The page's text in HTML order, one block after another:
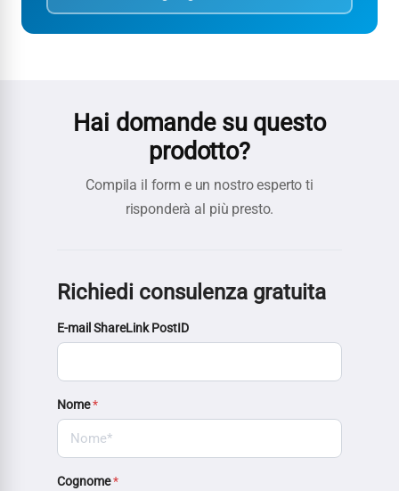
Hai domande su questo
prodotto?
Compila il form e un nostro esperto ti
risponderà al più presto.
Richiedi consulenza gratuita
E-mail ShareLink PostID
Nome*
Cognome*